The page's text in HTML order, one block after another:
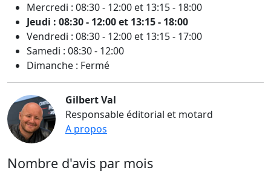
Mercredi : 08:30 - 12:00 et 13:15 - 18:00
Jeudi : 08:30 - 12:00 et 13:15 - 18:00
Vendredi : 08:30 - 12:00 et 13:15 - 17:00
Samedi : 08:30 - 12:00
Dimanche : Fermé
Gilbert Val
Responsable éditorial et motard
A propos
Nombre d'avis par mois